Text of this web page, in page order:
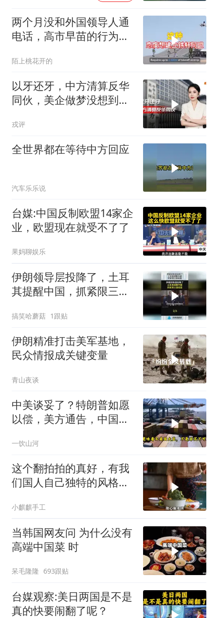
两个月没和外国领导人通
电话，高市早苗的行为让
陌上桃花开的
以牙还牙，中方清算反华
同伙，美企做梦没想到：
戎评
全世界都在等待中方回应
汽车乐乐说
台媒:中国反制欧盟14家企
业，欧盟现在就受不了了
果妈聊娱乐
伊朗领导层投降了，土耳
其提醒中国，抓紧限三国
搞笑哈蘑菇 1跟贴
伊朗精准打击美军基地，
民众情报成关键变量
青山夜谈
中美谈妥了？特朗普如愿
以偿，美方通告，中国增
一饮山河
这个翻拍拍的真好，有我
们国人自己独特的风格魅
小麒麒手工
当韩国网友问 为什么没有
高端中国菜 时
呆毛隆隆 693跟贴
台媒观察:美日两国是不是
真的快要闹翻了呢？